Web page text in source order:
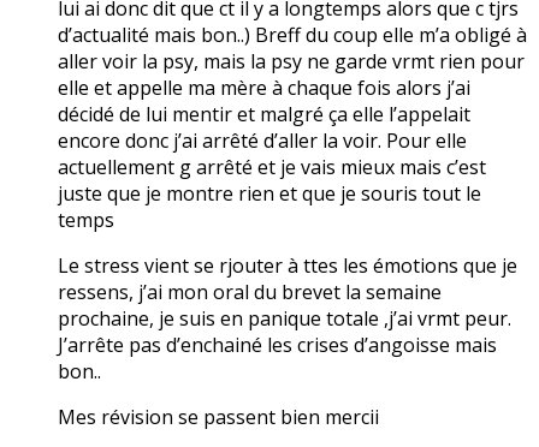
lui ai donc dit que ct il y a longtemps alors que c tjrs
d’actualité mais bon..) Breff du coup elle m’a obligé à
aller voir la psy, mais la psy ne garde vrmt rien pour
elle et appelle ma mère à chaque fois alors j’ai
décidé de lui mentir et malgré ça elle l’appelait
encore donc j’ai arrêté d’aller la voir. Pour elle
actuellement g arrêté et je vais mieux mais c’est
juste que je montre rien et que je souris tout le
temps
Le stress vient se rjouter à ttes les émotions que je
ressens, j’ai mon oral du brevet la semaine
prochaine, je suis en panique totale ,j’ai vrmt peur.
J’arrête pas d’enchainé les crises d’angoisse mais
bon..
Mes révision se passent bien mercii